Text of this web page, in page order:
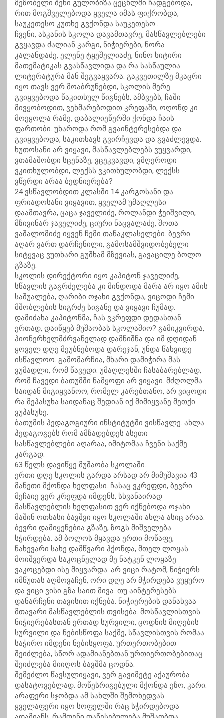
მეზობელი შენი გულობიზა ცეცხლში ჩადგებოდა,
რით მოგშველებოდა ყველა იმას ფიქრობდა,
საუკეთესო კუთხე გვქონდა საუკეთესო..
ჩვენი, ასკანის სკოლა დავამთავრე, მასწავლებლები
გვყავდა ძალიან კარგი, ნიჭიერები, ნორა
კალანდაძე, ელენე ტყეშელიაძე, ნინო ხიტირი
მათემატიკას გვასწავლიდა და რა სასწაულია
ლიტერატურა მან შეგვაყვარა. გაკვეთილზე მკაცრი
იყო თავს ვერ მოაბრუნებდი, სკოლის მერე
გვიყვებოდა წაკითხულ წიგნებს, ამბვებს, ჩაში
მივყობოდით, ვეხმარებოდით კრეფაში, ოღონდ კი
მოეყოლა რამე, დაბალიეწერში ქონდა ჩაის
ფართობი. უხაროდა რომ გვაინტერესებდა და
გვიყვებოდა, საკითხავს გვირჩევდა და გვაძლევდა.
ხუთოსანი არ ვიყავი, მასწავლებლებს ვუყვარდი,
ვთამაშობდი სცენაზე, ვცეკვავდი, ვმღეროდი
ვკითხულობდი, ლექსს ვკითხულობდი, ლექსს
ვწერდი არაა ბედნიერება?
24 ვსწავლობდით კლასში 14 კარგოსანი და
ფრიადოსანი ვიყავით, ყველამ უმაღლესი
დაამთავრა, ცაცა ჯაველიძე, როლანდი ჭეიშვილი,
მზივინარ ჯაველიძე, ციური ნაცვალაძე, შოთა
ვაშალომიძე იყვენ ჩემი თანაკლასელები. ბევრი
აღარ ვართ დარჩენილი, გამოსამშვიდობებელი
სიტყვაც ვუთხარი გუშხამ მზევიას, გავაცილე ბოლო
გზაზე.
სკოლის დირექტორი იყო კაპიტონ ჯაველიძე,
სწავლის გაგრძელება კი მინდოდა მარა არ იყო ამის
საშუალება, ღარიბი ოჯახი გვქონდა, ვიცოდი ჩემი
მშობლების სიგრძე სიგანე და ვიყავი ჩუმად.
დამიძახა კაპიტონმა, ჩას ვკრეფდი დედასთან
ერთად, დაიწყებ მუშაობას სკოლაშიო? გამიკვირდა,
პიონერხელმძრვანელად დამნიშნა და იმ დღიდან
ყოველ დღე მეუბნებოდა დარეჯან, უნდა წახვიდე
ისწავლოო. გამომარჩია, მხარი დამიჭირა მას
ვუმადლი, რომ წავედი. უმაღლესში ჩასაბარებლად,
რომ ჩავედი ბათუმში ნამყოფი არ ვიყავი. მძღოლმა
საიდან მიგიყვანოო, რომელ კარებთანო, არ ვიცოდი
რა მეპასუხა საიდანაც შედიან იქ მიმიყვანე მეთქი
ვუპასუხე.
ბათუმის პედაგოგიური ინსტიტუტში ვისწავლე. ახლა
პედაგოგებს რომ ამზადებდეს ასეთი
სასწავლებლები აღარაა, იმიტომაა ჩვენი საქმე
კარგად.
63 წელს დავიწყე მუშაობა სკოლაში.
ერთი დღე სკოლის გარდა არსად არ მიმუშავია 43
მანეთი მქონდა ხელფასი. ჩასაც ვკრეფდი, ბევრი
მეჩაიე ვერ კრეფდა იმდენს, სხვანაირად
მასწავლებლის ხელფასით ვერ იქნებოდა ოჯახი.
მაშინ ოთხასი ბავშვი იყო სკოლაში ახლა ასიც არაა.
ბევრი დამიყენებია გზაზე, ზოგს მიშველება
სჭირდება. ამ ბოლოს მყავდა ერთი მოწაფე,
ნახევარი სახე დამწვარი ჰქონდა, მთელ ლოყას
მოიშვერდა საკოცნელად მე ნატკენ ლოყაზე
ვაკოცებდი ისე მიყვარდა. არ ვიცი რატომ, ნიჭიერს
იმწუთას აღმოვაჩენ, ორი დღე არ მჭირდება ვუყურო
და ვიცი ვისი გზა საით მივა. თუ აინტერესებს
დანარჩენი თავისით იქნება. ნიჭიერების დანახვაა
მთავარი მასწავლებლის თვისება. მოსწავლისთვის
ნიჭიერებასთან ერთად სურვილი, ცოდნის მიღების
სურვილი და ნებისწოფა საქმე, სწავლისთვის რომაა
საჭირო იმდენი ნებისყოფა. ურთერთობებით
შეიძლება, სწორ ადამიანებთან ურთიერთობებითაც
შეიძლება მიიღოს ბავშმა ცოდნა.
შემეძლო წავსულიყავი, ვერ გავიმეტე აქაურობა
დასატოვებლად. მოწესრიგებული მქონდა ეზო, კარი.
არაფერი სჯობდა ამ სახლში შემოხედვას.
ყველაფერი იყო სოფელში რაც სჭირდებოდა